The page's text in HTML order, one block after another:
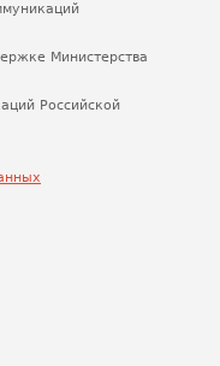
Министерства
Российской